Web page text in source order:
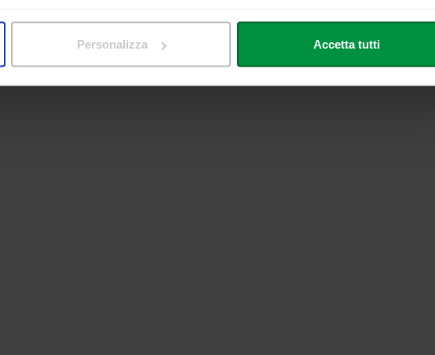
attivamente alla ricerca di caratteristiche specifiche (impronte digitali).
Personalizza Accetta tutti